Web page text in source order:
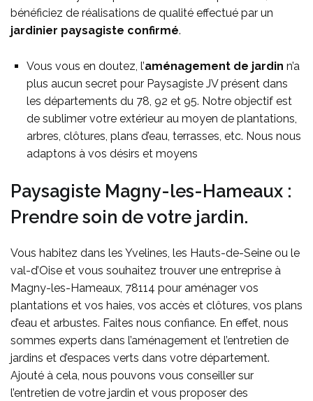
bénéficiez de réalisations de qualité effectué par un
jardinier paysagiste confirmé.
Vous vous en doutez, l’aménagement de jardin n’a
plus aucun secret pour Paysagiste JV présent dans
les départements du 78, 92 et 95. Notre objectif est
de sublimer votre extérieur au moyen de plantations,
arbres, clôtures, plans d’eau, terrasses, etc. Nous nous
adaptons à vos désirs et moyens
Paysagiste Magny-les-Hameaux :
Prendre soin de votre jardin.
Vous habitez dans les Yvelines, les Hauts-de-Seine ou le
val-d’Oise et vous souhaitez trouver une entreprise à
Magny-les-Hameaux, 78114 pour aménager vos
plantations et vos haies, vos accès et clôtures, vos plans
d’eau et arbustes. Faites nous confiance. En effet, nous
sommes experts dans l’aménagement et l’entretien de
jardins et d’espaces verts dans votre département.
Ajouté à cela, nous pouvons vous conseiller sur
l’entretien de votre jardin et vous proposer des